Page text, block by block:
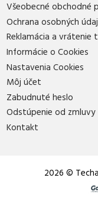
Všeobecné obchodné
Ochrana osobných
Reklamácia a vrátenie
Informácie o Cookies
Nastavenia Cookies
Môj účet
Zabudnuté heslo
Odstúpenie od zmluvy
Kontakt
2026 ©